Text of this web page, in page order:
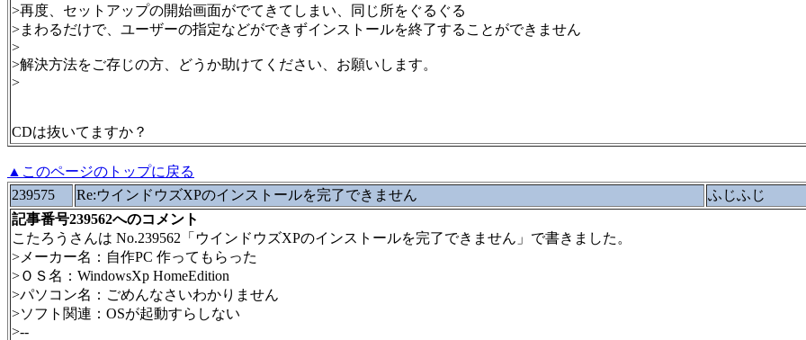
>再度、セットアップの開始画面がでてきてしまい、同じ所をぐるぐる
>まわるだけで、ユーザーの指定などができずインストールを終了することができません
>
>解決方法をご存じの方、どうか助けてください、お願いします。
>
CDは抜いてますか？
▲このページのトップに戻る
239575
Re:ウインドウズXPのインストールを完了できません ふじふじ
記事番号239562へのコメント
こたろうさんは No.239562「ウインドウズXPのインストールを完了できません」で書きました。
>メーカー名：自作PC 作ってもらった
>ＯＳ名：WindowsXp HomeEdition
>パソコン名：ごめんなさいわかりません
>ソフト関連：OSが起動すらしない
>--